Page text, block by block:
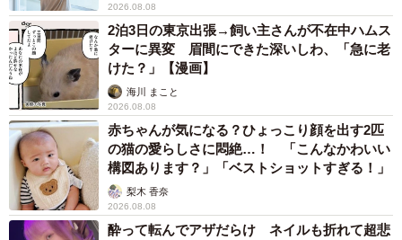
支えてくれる人の存在に目を向けることで、前向きに努力
を続けられるといいます。
今回の投稿にはさまざまな反響が寄せられました。特に印
象に残っているのは、「努力したんだね」「尊敬します」
といった言葉だったそうです。結果だけでなく、その過程
まで見てもらえたことに、これまでの積み重ねが報われた
ように感じたと話します。
今後は、学業と芸能活動を両立させながら歩んでいくこと
2026.08.08
2泊3日の東京出張→飼い主さんが不在中ハムス
ターに異変 眉間にできた深いしわ、「急に老
けた？」【漫画】
海川 まこと
2026.08.08
赤ちゃんが気になる？ひょっこり顔を出す2匹
の猫の愛らしさに悶絶…！ 「こんなかわいい
構図あります？」「ベストショットすぎる！」
梨木 香奈
2026.08.08
酔って転んでアザだらけ ネイルも折れて超悲